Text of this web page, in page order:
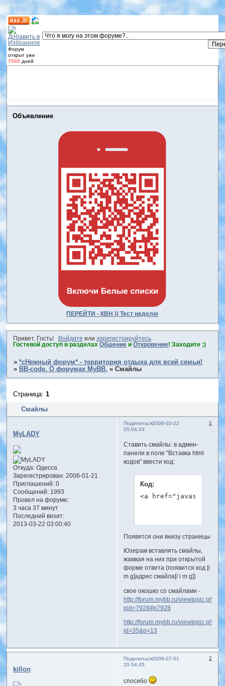
Форум
открыт уже
7505 дней
Объявление
ПЕРЕЙТИ - КВН )) Тест неделю
Привет, Гость! Войдите или зарегистрируйтесь.
Гостевой доступ в разделах Общениеи Откровение! Заходите ;)
»*сНежный форум* - территория отдыха для всей семьи!
» BB-code. О форумах MyBB. »Смайлы
Смайлы
Страница:1
Поделиться 1
2006-03-22
05:04:33
MyLADY
Откуда:Одесса
Зарегистрирован: 2006-01-21
Приглашений:0
Сообщений:1993
Провел на форуме:
3 часа 37 минут
Последний визит:
2013-03-22 03:00:40
Ставить смайлы: в админ-
панели в поле "Вставка html
кодов" ввести код:
Код:
<a
Появятся они внизу страницы
Юзерам вставлять смайлы,
жамкая на них при открытой
форме ответа (появится код [i
m g]адрес смайла[/ i m g])
свое окошко со смайлами -
http://forum.mybb.ru/viewtopic.php?
pid=7928#p7928
http://forum.mybb.ru/viewtopic.php?
id=35&p=13
Поделиться 2
2006-07-01
20:54:45
killon
спосибо